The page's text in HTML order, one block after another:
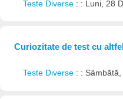
Teste Diverse : : Luni, 28
Curiozitate de test cu
Teste Diverse : :